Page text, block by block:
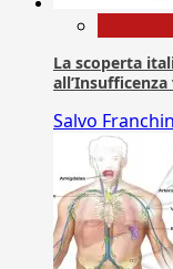
La scoperta
all’Insufficenza
Salvo